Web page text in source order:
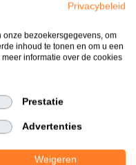
Cendre 60x60 is
en vooral met hoog
comfortabel met blote
mos en algen krijgen
Privacybeleid
bezoekersgegevens, om
inhoud te tonen en om u een
informatie over de cookies
Prestatie
Advertenties
Weigeren